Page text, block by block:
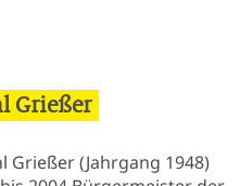
Grießer
Grießer (Jahrgang 1948)